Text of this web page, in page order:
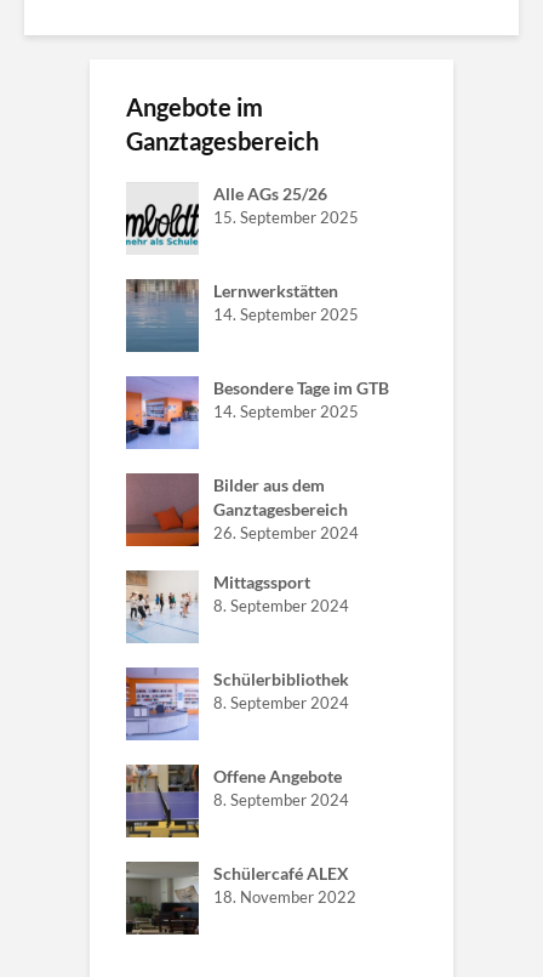
Angebote im
Ganztagesbereich
Alle AGs 25/26
15. September 2025
Lernwerkstätten
14. September 2025
Besondere Tage im GTB
14. September 2025
Bilder aus dem
Ganztagesbereich
26. September 2024
Mittagssport
8. September 2024
Schülerbibliothek
8. September 2024
Offene Angebote
8. September 2024
Schülercafé ALEX
18. November 2022